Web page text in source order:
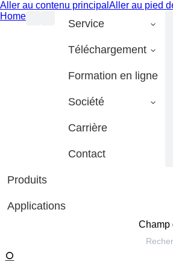
Aller au contenu principal Aller au pied
Home
Service
Téléchargement
Formation en ligne
Société
Carrière
Contact
Produits
Applications
Champ